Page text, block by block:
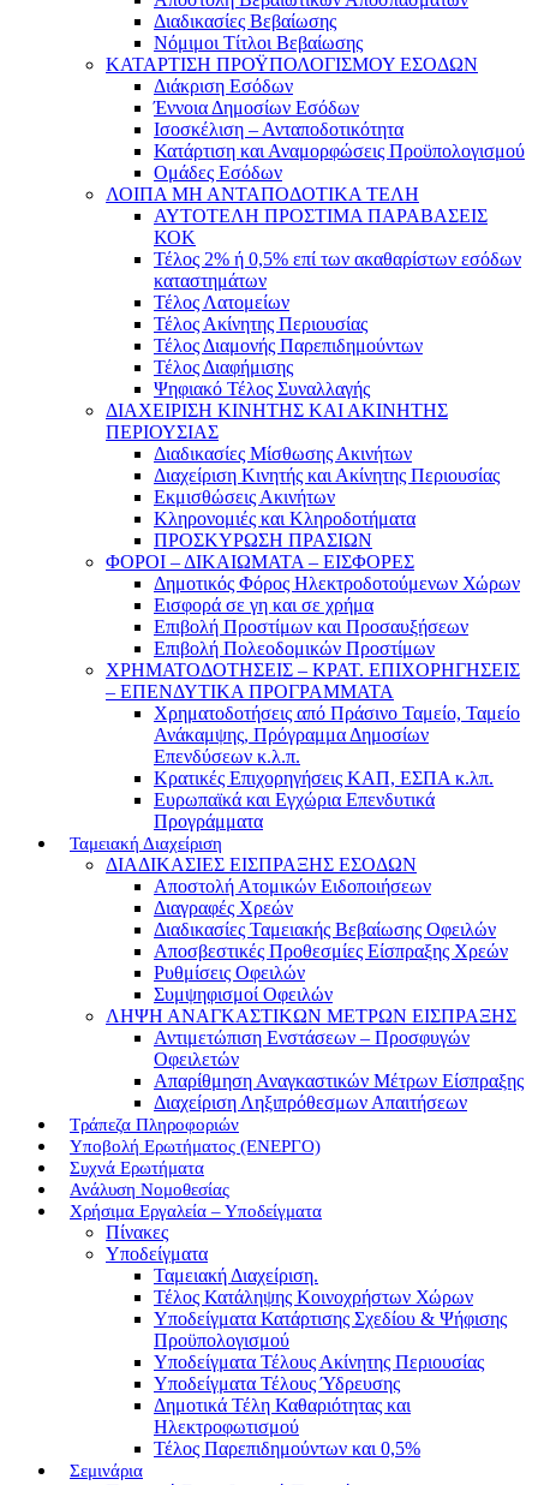
Διαδικασίες Βεβαίωσης
Νόμιμοι Τίτλοι Βεβαίωσης
ΚΑΤΑΡΤΙΣΗ ΠΡΟΫΠΟΛΟΓΙΣΜΟΥ ΕΣΟΔΩΝ
Διάκριση Εσόδων
Έννοια Δημοσίων Εσόδων
Ισοσκέλιση – Ανταποδοτικότητα
Κατάρτιση και Αναμορφώσεις Προϋπολογισμού
Ομάδες Εσόδων
ΛΟΙΠΑ ΜΗ ΑΝΤΑΠΟΔΟΤΙΚΑ ΤΕΛΗ
ΑΥΤΟΤΕΛΗ ΠΡΟΣΤΙΜΑ ΠΑΡΑΒΑΣΕΙΣ
ΚΟΚ
Τέλος 2% ή 0,5% επί των ακαθαρίστων εσόδων
καταστημάτων
Τέλος Λατομείων
Τέλος Ακίνητης Περιουσίας
Τέλος Διαμονής Παρεπιδημούντων
Τέλος Διαφήμισης
Ψηφιακό Τέλος Συναλλαγής
ΔΙΑΧΕΙΡΙΣΗ ΚΙΝΗΤΗΣ ΚΑΙ ΑΚΙΝΗΤΗΣ
ΠΕΡΙΟΥΣΙΑΣ
Διαδικασίες Μίσθωσης Ακινήτων
Διαχείριση Κινητής και Ακίνητης Περιουσίας
Εκμισθώσεις Ακινήτων
Κληρονομιές και Κληροδοτήματα
ΠΡΟΣΚΥΡΩΣΗ ΠΡΑΣΙΩΝ
ΦΟΡΟΙ – ΔΙΚΑΙΩΜΑΤΑ – ΕΙΣΦΟΡΕΣ
Δημοτικός Φόρος Ηλεκτροδοτούμενων Χώρων
Εισφορά σε γη και σε χρήμα
Επιβολή Προστίμων και Προσαυξήσεων
Επιβολή Πολεοδομικών Προστίμων
ΧΡΗΜΑΤΟΔΟΤΗΣΕΙΣ – ΚΡΑΤ. ΕΠΙΧΟΡΗΓΗΣΕΙΣ
– ΕΠΕΝΔΥΤΙΚΑ ΠΡΟΓΡΑΜΜΑΤΑ
Χρηματοδοτήσεις από Πράσινο Ταμείο, Ταμείο
Ανάκαμψης, Πρόγραμμα Δημοσίων
Επενδύσεων κ.λ.π.
Κρατικές Επιχορηγήσεις ΚΑΠ, ΕΣΠΑ κ.λπ.
Ευρωπαϊκά και Εγχώρια Επενδυτικά
Προγράμματα
Ταμειακή Διαχείριση
ΔΙΑΔΙΚΑΣΙΕΣ ΕΙΣΠΡΑΞΗΣ ΕΣΟΔΩΝ
Αποστολή Ατομικών Ειδοποιήσεων
Διαγραφές Χρεών
Διαδικασίες Ταμειακής Βεβαίωσης Οφειλών
Αποσβεστικές Προθεσμίες Είσπραξης Χρεών
Ρυθμίσεις Οφειλών
Συμψηφισμοί Οφειλών
ΛΗΨΗ ΑΝΑΓΚΑΣΤΙΚΩΝ ΜΕΤΡΩΝ ΕΙΣΠΡΑΞΗΣ
Αντιμετώπιση Ενστάσεων – Προσφυγών
Οφειλετών
Απαρίθμηση Αναγκαστικών Μέτρων Είσπραξης
Διαχείριση Ληξιπρόθεσμων Απαιτήσεων
Τράπεζα Πληροφοριών
Υποβολή Ερωτήματος (ΕΝΕΡΓΟ)
Συχνά Ερωτήματα
Ανάλυση Νομοθεσίας
Χρήσιμα Εργαλεία – Υποδείγματα
Πίνακες
Υποδείγματα
Ταμειακή Διαχείριση.
Τέλος Κατάληψης Κοινοχρήστων Χώρων
Υποδείγματα Κατάρτισης Σχεδίου & Ψήφισης
Προϋπολογισμού
Υποδείγματα Τέλους Ακίνητης Περιουσίας
Υποδείγματα Τέλους Ύδρευσης
Δημοτικά Τέλη Καθαριότητας και
Ηλεκτροφωτισμού
Τέλος Παρεπιδημούντων και 0,5%
Σεμινάρια